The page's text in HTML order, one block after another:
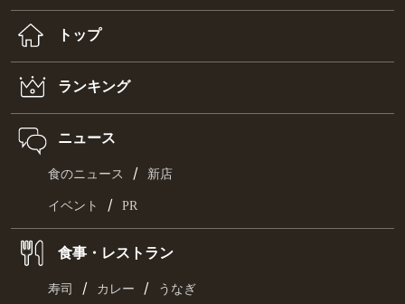
トップ
ランキング
ニュース
食のニュース / 新店
イベント / PR
食事・レストラン
寿司 / カレー / うなぎ